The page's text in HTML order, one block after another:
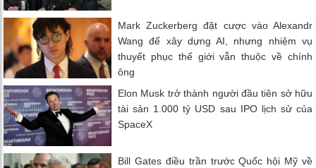
Mark Zuckerberg đặt cược vào Alexandr
Wang để xây dựng AI, nhưng nhiệm vụ
thuyết phục thế giới vẫn thuộc về chính
ông
Elon Musk trở thành người đầu tiên sở hữu
tài sản 1.000 tỷ USD sau IPO lịch sử của
SpaceX
Bill Gates điều trần trước Quốc hội Mỹ về